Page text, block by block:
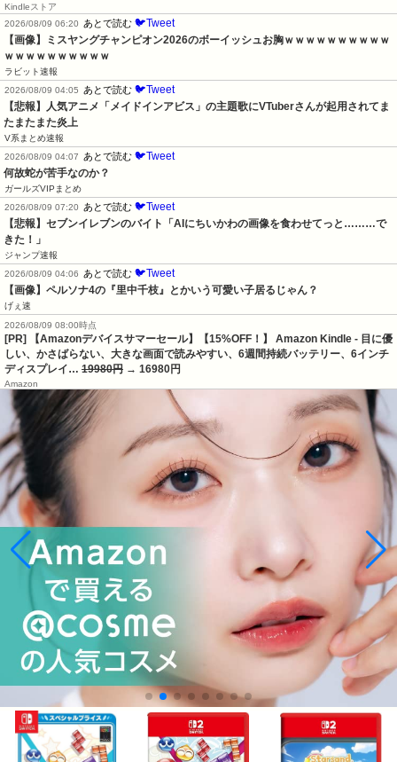
Kindleストア
2026/08/09 06:20
あとで読む 🐦Tweet
【画像】ミスヤングチャンピオン2026のボーイッシュお胸ｗｗｗｗｗｗｗｗｗｗ
ｗｗｗｗｗｗｗｗｗｗ
ラビット速報
2026/08/09 04:05
あとで読む 🐦Tweet
【悲報】人気アニメ「メイドインアビス」の主題歌にVTuberさんが起用されてま
たまたまた炎上
V系まとめ速報
2026/08/09 04:07
あとで読む 🐦Tweet
何故蛇が苦手なのか？
ガールズVIPまとめ
2026/08/09 07:20
あとで読む 🐦Tweet
【悲報】セブンイレブンのバイト「AIにちいかわの画像を食わせてっと………で
きた！」
ジャンプ速報
2026/08/09 04:06
あとで読む 🐦Tweet
【画像】ペルソナ4の『里中千枝』とかいう可愛い子居るじゃん？
げぇ速
2026/08/09 08:00時点
[PR] 【Amazonデバイスサマーセール】【15%OFF！】 Amazon Kindle - 目に優
しい、かさばらない、大きな画面で読みやすい、6週間持続バッテリー、6インチ
ディスプレイ… 19980円 → 16980円
Amazon